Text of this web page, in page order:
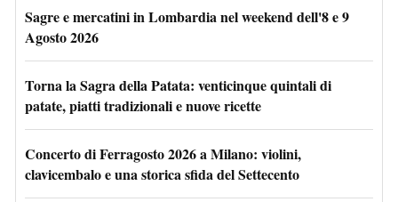
Sagre e mercatini in Lombardia nel weekend dell'8 e 9
Agosto 2026
Torna la Sagra della Patata: venticinque quintali di
patate, piatti tradizionali e nuove ricette
Concerto di Ferragosto 2026 a Milano: violini,
clavicembalo e una storica sfida del Settecento